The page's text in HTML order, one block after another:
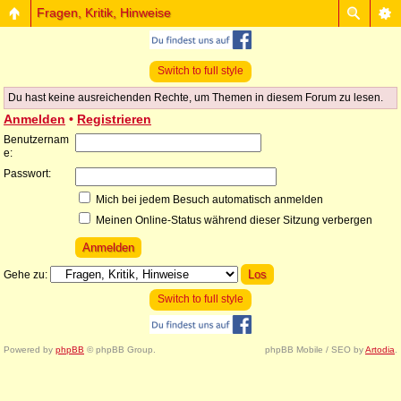
Fragen, Kritik, Hinweise
Switch to full style
Du hast keine ausreichenden Rechte, um Themen in diesem Forum zu lesen.
Anmelden • Registrieren
Benutzernam
e:
Passwort:
Mich bei jedem Besuch automatisch anmelden
Meinen Online-Status während dieser Sitzung verbergen
Gehe zu:
Switch to full style
Powered by phpBB © phpBB Group. phpBB Mobile / SEO byArtodia